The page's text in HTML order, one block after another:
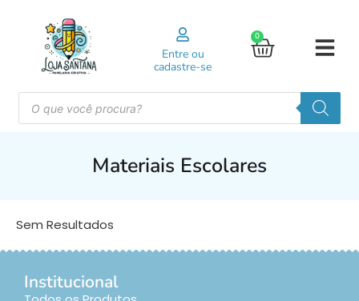
Entre ou
cadastre-se
0
Materiais Escolares
Sem Resultados
Institucional